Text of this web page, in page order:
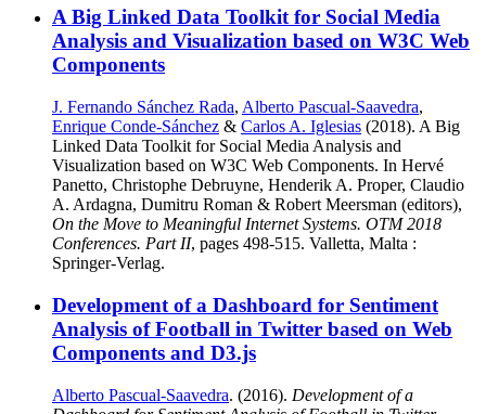
A Big Linked Data Toolkit for Social Media
Analysis and Visualization based on W3C Web
Components
J. Fernando Sánchez Rada, Alberto Pascual-Saavedra,
Enrique Conde-Sánchez & Carlos A. Iglesias (2018). A Big
Linked Data Toolkit for Social Media Analysis and
Visualization based on W3C Web Components. In Hervé
Panetto, Christophe Debruyne, Henderik A. Proper, Claudio
A. Ardagna, Dumitru Roman & Robert Meersman (editors),
On the Move to Meaningful Internet Systems. OTM 2018
Conferences. Part II, pages 498-515. Valletta, Malta :
Springer-Verlag.
Development of a Dashboard for Sentiment
Analysis of Football in Twitter based on Web
Components and D3.js
Alberto Pascual-Saavedra. (2016). Development of a